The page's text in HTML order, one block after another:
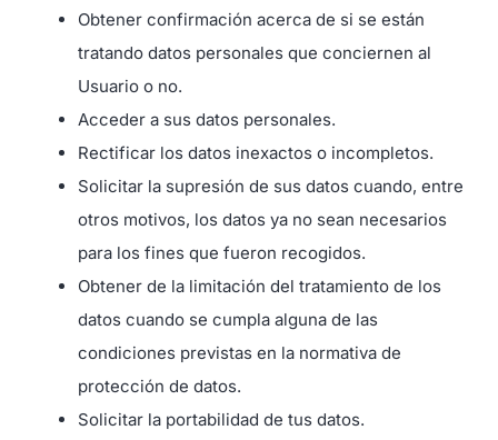
Obtener confirmación acerca de si se están
tratando datos personales que conciernen al
Usuario o no.
Acceder a sus datos personales.
Rectificar los datos inexactos o incompletos.
Solicitar la supresión de sus datos cuando, entre
otros motivos, los datos ya no sean necesarios
para los fines que fueron recogidos.
Obtener de la limitación del tratamiento de los
datos cuando se cumpla alguna de las
condiciones previstas en la normativa de
protección de datos.
Solicitar la portabilidad de tus datos.